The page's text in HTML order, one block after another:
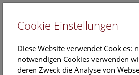
Cookie-Einstellungen
Diese Website verwendet Cookies:
notwendigen Cookies verwenden
deren Zweck die Analyse von